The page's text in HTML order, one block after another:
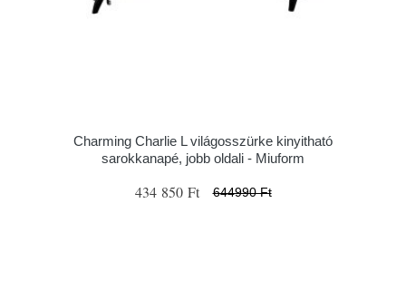
Charming Charlie L világosszürke kinyitható
sarokkanapé, jobb oldali - Miuform
434 850 Ft 644990 Ft